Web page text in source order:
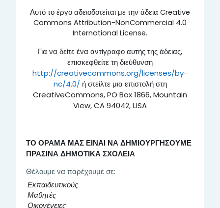
Αυτό το έργο αδειοδοτείται με την άδεια Creative
Commons Attribution-NonCommercial 4.0
International License.
Για να δείτε ένα αντίγραφο αυτής της άδειας,
επισκεφθείτε τη διεύθυνση
http://creativecommons.org/licenses/by-
nc/4.0/ ή στείλτε μια επιστολή στη
CreativeCommons, PO Box 1866, Mountain
View, CA 94042, USA
ΤΟ ΟΡΑΜΑ ΜΑΣ ΕΙΝΑΙ ΝΑ ΔΗΜΙΟΥΡΓΗΣΟΥΜΕ
ΠΡΑΣΙΝΑ ΔΗΜΟΤΙΚΑ ΣΧΟΛΕΙΑ
Θέλουμε να παρέχουμε σε:
Εκπαιδευτικούς
Μαθητές
Οικογένειες